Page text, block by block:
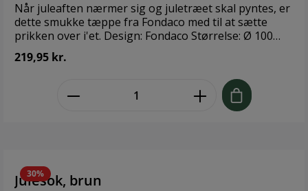
Når juleaften nærmer sig og juletræet skal pyntes, er
dette smukke tæppe fra Fondaco med til at sætte
prikken over i'et. Design: Fondaco Størrelse: Ø 100
Materiale: 100% Polyester
219,95 kr.
30%
Julesok, brun